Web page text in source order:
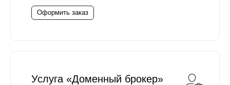
Оформить заказ
Услуга «Доменный брокер»